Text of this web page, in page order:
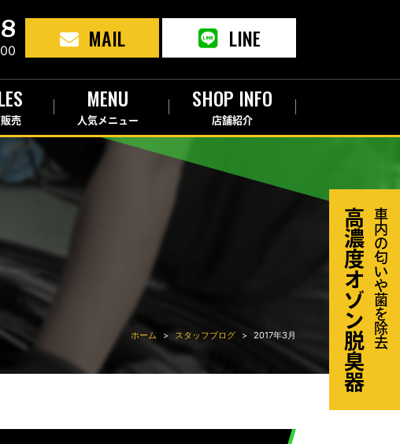
車内の匂いや菌を除去
高濃度オゾン脱臭器
MAIL LINE
売
MENU
人気メニュー
SHOP INFO
店舗紹介
ホーム スタッフブログ 2017年3月